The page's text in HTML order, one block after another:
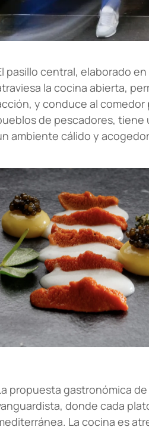
pasillo central, elaborado
la cocina abierta,
y conduce al
de pescadores,
ambiente cálido y
propuesta gastronómica de
donde cada
La cocina es